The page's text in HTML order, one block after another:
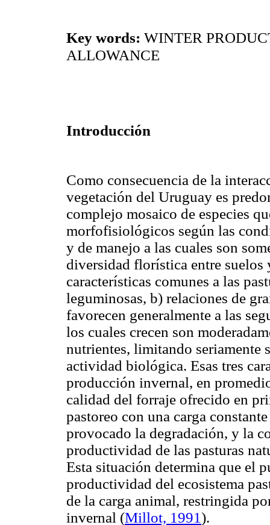
Key words: WINTER
ALLOWANCE
Introducción
Como consecuencia de la
vegetación del Uruguay es
complejo mosaico de especies
morfofisiológicos según las
y de manejo a las cuales son
diversidad florística entre suelos
características comunes a las
leguminosas, b) relaciones de
favorecen generalmente a las
los cuales crecen son
nutrientes, limitando seriamente
actividad biológica. Esas tres
producción invernal, en
calidad del forraje ofrecido en
pastoreo con una carga
provocado la degradación, y la
productividad de las pasturas
Esta situación determina que el
productividad del ecosistema
de la carga animal, restringida
invernal (Millot, 1991).